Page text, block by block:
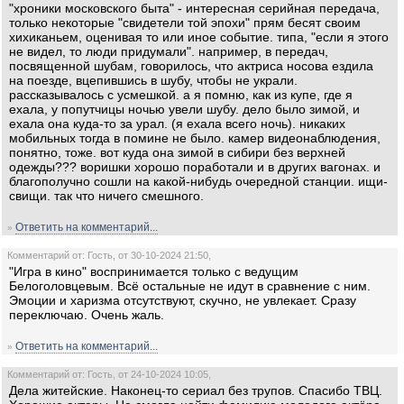
"хроники московского быта" - интересная серийная передача,
только некоторые "свидетели той эпохи" прям бесят своим
хихиканьем, оценивая то или иное событие. типа, "если я этого
не видел, то люди придумали". например, в передач,
посвященной шубам, говорилось, что актриса носова ездила
на поезде, вцепившись в шубу, чтобы не украли.
рассказывалось с усмешкой. а я помню, как из купе, где я
ехала, у попутчицы ночью увели шубу. дело было зимой, и
ехала она куда-то за урал. (я ехала всего ночь). никаких
мобильных тогда в помине не было. камер видеонаблюдения,
понятно, тоже. вот куда она зимой в сибири без верхней
одежды??? воришки хорошо поработали и в других вагонах. и
благополучно сошли на какой-нибудь очередной станции. ищи-
свищи. так что ничего смешного.
» Ответить на комментарий...
Комментарий от: Гость, от 30-10-2024 21:50,
"Игра в кино" воспринимается только с ведущим
Белоголовцевым. Всё остальные не идут в сравнение с ним.
Эмоции и харизма отсутствуют, скучно, не увлекает. Сразу
переключаю. Очень жаль.
» Ответить на комментарий...
Комментарий от: Гость, от 24-10-2024 10:05,
Дела житейские. Наконец-то сериал без трупов. Спасибо ТВЦ.